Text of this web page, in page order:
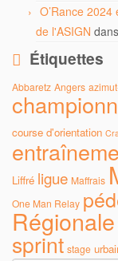
O’Rance
de l'ASIGN dans
Étiquettes
Abbaretz Angers
course d'orientation
Liffré ligue Maffrais
One Man Relay
Régionale
sprint stage